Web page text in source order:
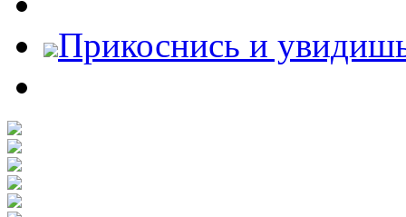
Прикоснись и